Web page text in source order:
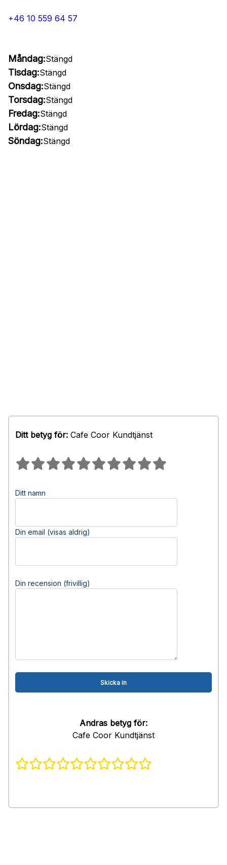
+46 10 559 64 57
Måndag:Stängd
Tisdag:Stängd
Onsdag:Stängd
Torsdag:Stängd
Fredag:Stängd
Lördag:Stängd
Söndag:Stängd
Ditt betyg för: Cafe Coor Kundtjänst
Ditt namn
Din email (visas aldrig)
Din recension (frivillig)
Andras betyg för:
Cafe Coor Kundtjänst